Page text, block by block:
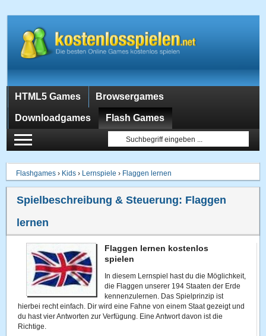
HTML5 Games Browsergames
Downloadgames Flash Games
Flashgames › Kids › Lernspiele › Flaggen lernen
Spielbeschreibung & Steuerung: Flaggen
lernen
Flaggen lernen kostenlos
spielen
In diesem Lernspiel hast du die Möglichkeit,
die Flaggen unserer 194 Staaten der Erde
kennenzulernen. Das Spielprinzip ist
hierbei recht einfach. Dir wird eine Fahne von einem Staat gezeigt und
du hast vier Antworten zur Verfügung. Eine Antwort davon ist die
Richtige.